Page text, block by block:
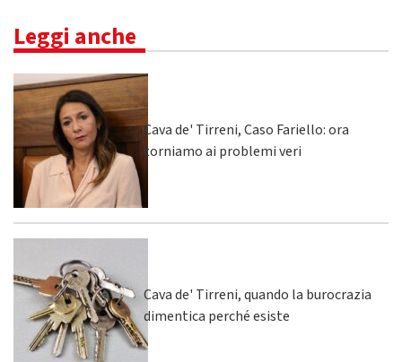
Leggi anche
Cava de' Tirreni, Caso Fariello: ora
torniamo ai problemi veri
Cava de' Tirreni, quando la burocrazia
dimentica perché esiste